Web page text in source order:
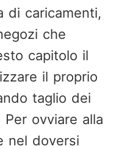
di caricamenti,
che
capitolo il
il proprio
taglio dei
ovviare alla
nel doversi